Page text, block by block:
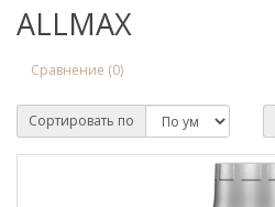
ALLMAX
Сравнение (0)
Сортировать по